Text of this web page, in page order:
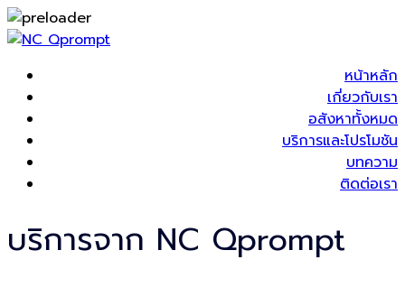
หน้าหลัก
เกี่ยวกับเรา
อสังหาทั้งหมด
บริการและโปรโมชัน
บทความ
ติดต่อเรา
บริการจาก NC Qprompt